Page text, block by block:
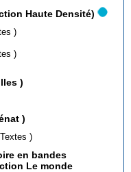
( Casterman - Collection Haute Densité)
Textes )
Textes )
)
navales ( Glénat )
/ Mar 2018 ( Textes )
en bandes